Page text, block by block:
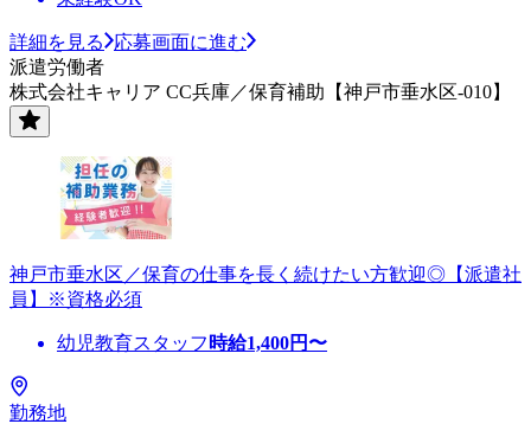
詳細を見る
応募画面に進む
派遣労働者
株式会社キャリア CC兵庫／保育補助【神戸市垂水区-010】
神戸市垂水区／保育の仕事を長く続けたい方歓迎◎【派遣社
員】※資格必須
幼児教育スタッフ 時給1,400円〜
勤務地